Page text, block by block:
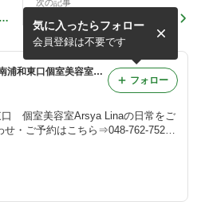
次の記事
【髪質改善縮毛矯正】デリケ
ートな軟毛もふんわりまとま
る縮毛矯正
埼玉県さいたま市・南浦和東口個室美容室Arsya Lina（アーシャ・リーナ）のあーりん日記
口 個室美容室Arsya Linaの日常をご
金 11:00〜21:00 土日祝 9:00～19:
気に入ったらフォロー
会員登録は不要です
フォロー